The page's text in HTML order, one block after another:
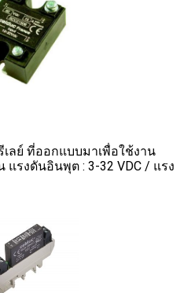
เลย์ ที่ออกแบบมาเพื่อใช้งาน
แรงดันอินพุต : 3-32 VDC / แรง